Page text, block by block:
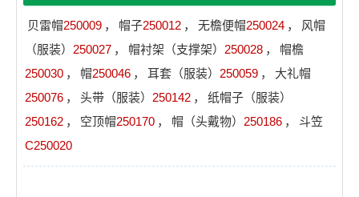
贝雷帽250009 ， 帽子250012 ， 无檐便帽250024 ，
风帽
（服装） 250027 ， 帽衬架（支撑架） 250028 ，
帽檐
250030 ， 帽250046 ， 耳套（服装） 250059 ，
大礼帽
250076 ， 头带（服装） 250142 ，
纸帽子（服装）
250162 ， 空顶帽250170 ， 帽（头戴物） 250186 ，
斗笠
C250020